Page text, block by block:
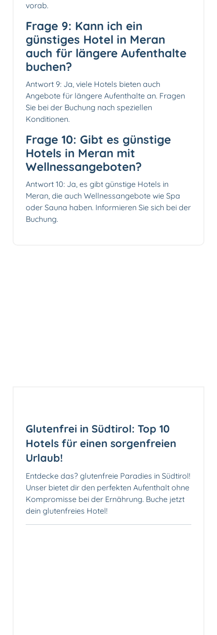
vorab.
Frage 9: Kann ich ein
günstiges Hotel in Meran
auch für längere Aufenthalte
buchen?
Antwort 9: Ja, viele Hotels bieten auch
Angebote für längere Aufenthalte an. Fragen
Sie bei der Buchung nach speziellen
Konditionen.
Frage 10: Gibt es günstige
Hotels in Meran mit
Wellnessangeboten?
Antwort 10: Ja, es gibt günstige Hotels in
Meran, die auch Wellnessangebote wie Spa
oder Sauna haben. Informieren Sie sich bei der
Buchung.
Glutenfrei in Südtirol: Top 10
Hotels für einen sorgenfreien
Urlaub!
Entdecke das? glutenfreie Paradies in Südtirol!
Unser bietet dir den perfekten Aufenthalt ohne
Kompromisse bei der Ernährung. Buche jetzt
dein glutenfreies Hotel!